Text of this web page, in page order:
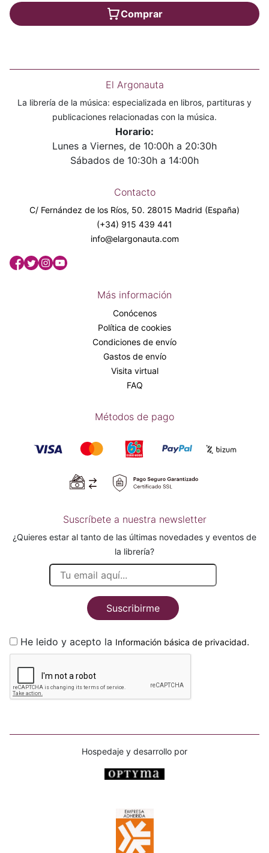
Comprar
El Argonauta
La librería de la música: especializada en libros, partituras y
publicaciones relacionadas con la música.
Horario:
Lunes a Viernes, de 10:00h a 20:30h
Sábados de 10:30h a 14:00h
Contacto
C/ Fernández de los Ríos, 50. 28015 Madrid (España)
(+34) 915 439 441
info@elargonauta.com
Más información
Conócenos
Política de cookies
Condiciones de envío
Gastos de envío
Visita virtual
FAQ
Métodos de pago
Suscríbete a nuestra newsletter
¿Quieres estar al tanto de las últimas novedades y eventos de
la librería?
Suscribirme
He leido y acepto la Información básica de privacidad.
Hospedaje y desarrollo por